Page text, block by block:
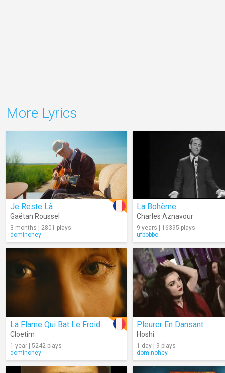
More Lyrics
Je Reste Là
Gaëtan Roussel
3 months | 2801 plays
dominohey
La Bohème
Charles Aznavour
9 years | 16395 plays
ufbobbo
La Flame Qui Bat Le Froid
Cloetim
1 year | 5242 plays
dominohey
Pleurer En Dansant
Hoshi
1 day | 9 plays
dominohey